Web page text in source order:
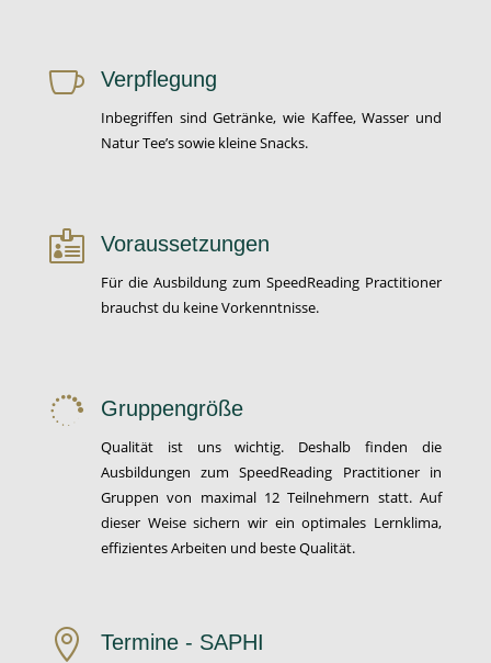
 Verpflegung
Inbegriffen sind Getränke, wie Kaffee, Wasser und
Natur Tee’s sowie kleine Snacks.
 Voraussetzungen
Für die Ausbildung zum SpeedReading Practitioner
brauchst du keine Vorkenntnisse.
 Gruppengröße
Qualität ist uns wichtig. Deshalb finden die
Ausbildungen zum SpeedReading Practitioner in
Gruppen von maximal 12 Teilnehmern statt. Auf
dieser Weise sichern wir ein optimales Lernklima,
effizientes Arbeiten und beste Qualität.
 Termine - SAPHI